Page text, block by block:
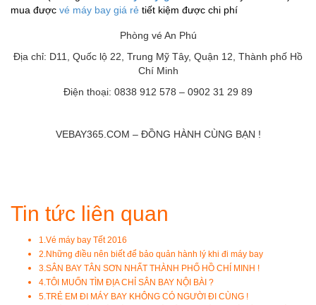
mua được vé máy bay giá rẻ tiết kiệm được chi phí
Phòng vé An Phú
Địa chỉ: D11, Quốc lộ 22, Trung Mỹ Tây, Quận 12, Thành phố Hồ
Chí Minh
Điện thoại: 0838 912 578 – 0902 31 29 89
VEBAY365.COM – ĐỒNG HÀNH CÙNG BẠN !
Tin tức liên quan
1.Vé máy bay Tết 2016
2.Những điều nên biết để bảo quản hành lý khi đi máy bay
3.SÂN BAY TÂN SƠN NHẤT THÀNH PHỐ HỒ CHÍ MINH !
4.TÔI MUỐN TÌM ĐỊA CHỈ SÂN BAY NỘI BÀI ?
5.TRẺ EM ĐI MÁY BAY KHÔNG CÓ NGƯỜI ĐI CÙNG !